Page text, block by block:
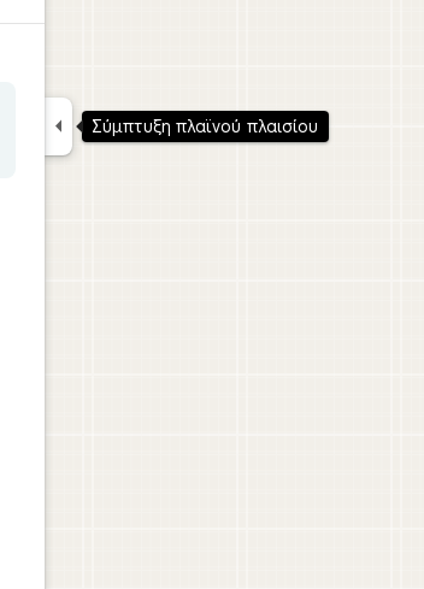
 Σύμπτυξη πλαϊνού πλαισίου